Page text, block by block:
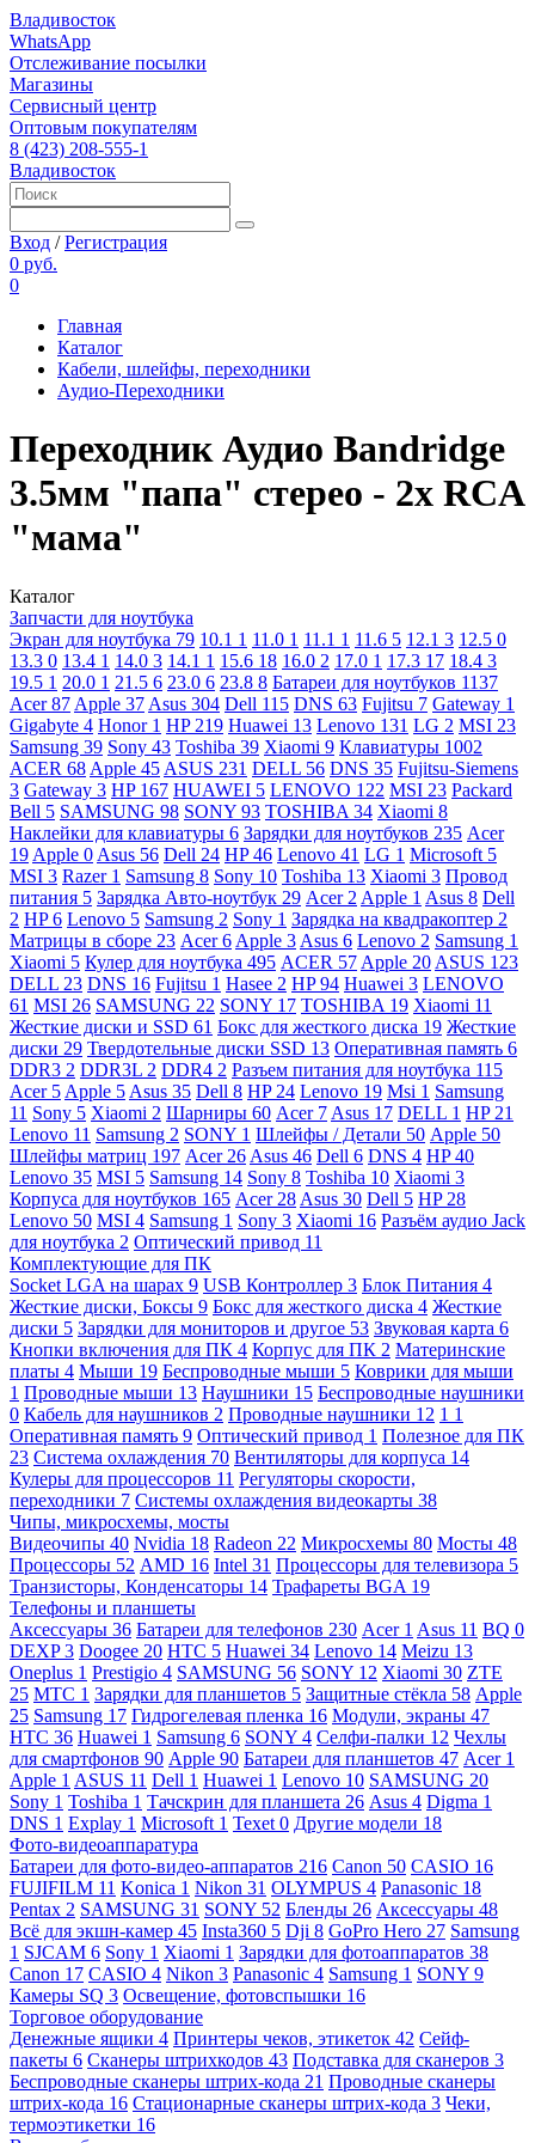
Владивосток
WhatsApp
Отслеживание посылки
Магазины
Сервисный центр
Оптовым покупателям
8 (423) 208-555-1
Владивосток
Вход /Регистрация
0 руб.
0
Главная
Каталог
Кабели, шлейфы, переходники
Аудио-Переходники
Переходник Аудио Bandridge
3.5мм "папа" стерео - 2x RCA
"мама"
Каталог
Запчасти для ноутбука
Экран для ноутбука 79 10.1 1 11.0 1 11.1 1 11.6 5 12.1 3 12.5 0
13.3 0 13.4 1 14.0 3 14.1 1 15.6 18 16.0 2 17.0 1 17.3 17 18.4 3
19.5 1 20.0 1 21.5 6 23.0 6 23.8 8 Батареи для ноутбуков 1137
Acer87 Apple 37 Asus 304 Dell 115 DNS 63 Fujitsu 7 Gateway 1
Gigabyte 4 Honor 1 HP 219 Huawei 13 Lenovo 131 LG 2 MSI 23
Samsung 39 Sony 43 Toshiba 39 Xiaomi 9 Клавиатуры 1002
ACER 68 Apple 45 ASUS 231 DELL 56 DNS 35 Fujitsu-Siemens
3 Gateway 3 HP 167 HUAWEI 5 LENOVO 122 MSI 23 Packard
Bell 5 SAMSUNG 98 SONY 93 TOSHIBA 34 Xiaomi 8
Наклейки для клавиатуры 6 Зарядки для ноутбуков 235 Acer
19 Apple 0 Asus 56 Dell 24 HP46 Lenovo 41 LG 1 Microsoft 5
MSI 3 Razer 1 Samsung 8 Sony 10 Toshiba 13 Xiaomi 3 Провод
питания 5 Зарядка Авто-ноутбук 29 Acer 2 Apple 1 Asus 8 Dell
2 HP6 Lenovo 5 Samsung 2 Sony 1 Зарядка на квадракоптер 2
Матрицы в сборе 23 Acer6 Apple 3 Asus 6 Lenovo 2 Samsung 1
Xiaomi 5 Кулер для ноутбука 495 ACER 57 Apple 20 ASUS 123
DELL 23 DNS 16 Fujitsu 1 Hasee 2 HP94 Huawei 3 LENOVO
61 MSI 26 SAMSUNG 22 SONY 17 TOSHIBA 19 Xiaomi 11
Жесткие диски и SSD 61 Бокс для жесткого диска 19 Жесткие
диски 29 Твердотельные диски SSD 13 Оперативная память 6
DDR3 2 DDR3L 2 DDR4 2 Разъем питания для ноутбука 115
Acer 5 Apple 5 Asus 35 Dell 8 HP 24 Lenovo 19 Msi 1 Samsung
11 Sony 5 Xiaomi 2 Шарниры 60 Acer 7 Asus 17 DELL 1 HP 21
Lenovo 11 Samsung 2 SONY 1 Шлейфы / Детали 50 Apple 50
Шлейфы матриц 197 Acer 26 Asus 46 Dell 6 DNS 4 HP40
Lenovo 35 MSI 5 Samsung 14 Sony 8 Toshiba 10 Xiaomi 3
Корпуса для ноутбуков 165 Acer 28 Asus 30 Dell 5 HP 28
Lenovo 50 MSI 4 Samsung 1 Sony 3 Xiaomi 16 Разъём аудио Jack
для ноутбука 2 Оптический привод 11
Комплектующие для ПК
Socket LGA на шарах 9 USB Контроллер 3 Блок Питания 4
Жесткие диски, Боксы 9 Бокс для жесткого диска 4 Жесткие
диски 5 Зарядки для мониторов и другое 53 Звуковая карта 6
Кнопки включения для ПК 4 Корпус для ПК 2 Материнские
платы 4 Мыши 19 Беспроводные мыши 5 Коврики для мыши
1 Проводные мыши 13 Наушники 15 Беспроводные наушники
0 Кабель для наушников 2 Проводные наушники 12 1 1
Оперативная память 9 Оптический привод 1 Полезное для ПК
23 Система охлаждения 70 Вентиляторы для корпуса 14
Кулеры для процессоров 11 Регуляторы скорости,
переходники 7 Системы охлаждения видеокарты 38
Чипы, микросхемы, мосты
Видеочипы 40 Nvidia 18 Radeon 22 Микросхемы 80 Мосты 48
Процессоры 52 AMD 16 Intel 31 Процессоры для телевизора 5
Транзисторы, Конденсаторы 14 Трафареты BGA 19
Телефоны и планшеты
Аксессуары 36 Батареи для телефонов 230 Acer 1 Asus 11 BQ 0
DEXP3 Doogee 20 HTC 5 Huawei 34 Lenovo 14 Meizu 13
Oneplus 1 Prestigio 4 SAMSUNG 56 SONY 12 Xiaomi 30 ZTE
25 МТС 1 Зарядки для планшетов 5 Защитные стёкла 58 Apple
25 Samsung 17 Гидрогелевая пленка 16 Модули, экраны 47
HTC 36 Huawei 1 Samsung 6 SONY 4 Селфи-палки 12 Чехлы
для смартфонов 90 Apple 90 Батареи для планшетов 47 Acer 1
Apple 1 ASUS 11 Dell 1 Huawei 1 Lenovo 10 SAMSUNG 20
Sony 1 Toshiba 1 Тачскрин для планшета 26 Asus 4 Digma 1
DNS 1 Explay 1 Microsoft 1 Texet 0 Другие модели 18
Фото-видеоаппаратура
Батареи для фото-видео-аппаратов 216 Canon 50 CASIO 16
FUJIFILM 11 Konica 1 Nikon 31 OLYMPUS 4 Panasonic 18
Pentax 2 SAMSUNG 31 SONY 52 Бленды 26 Аксессуары 48
Всё для экшн-камер 45 Insta360 5 Dji 8 GoPro Hero 27 Samsung
1 SJCAM 6 Sony 1 Xiaomi 1 Зарядки для фотоаппаратов 38
Canon 17 CASIO 4 Nikon 3 Panasonic 4 Samsung 1 SONY 9
Камеры SQ 3 Освещение, фотовспышки 16
Торговое оборудование
Денежные ящики 4 Принтеры чеков, этикеток 42 Сейф-
пакеты 6 Сканеры штрихкодов 43 Подставка для сканеров 3
Беспроводные сканеры штрих-кода 21 Проводные сканеры
штрих-кода 16 Стационарные сканеры штрих-кода 3 Чеки,
термоэтикетки 16